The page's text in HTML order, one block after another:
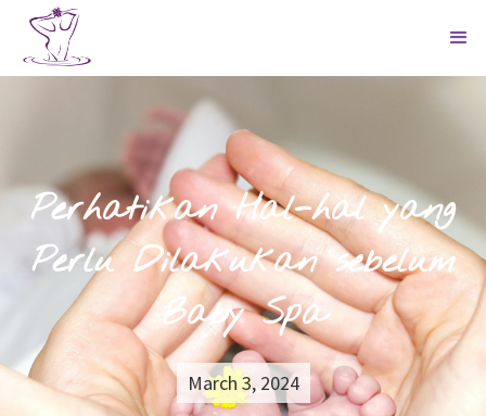
Perhatikan Hal-hal yang
Perlu Dilakukan sebelum
Baby Spa
March 3, 2024